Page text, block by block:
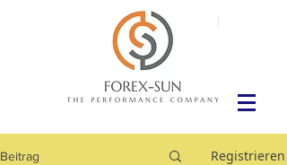
Beitrag Registrieren